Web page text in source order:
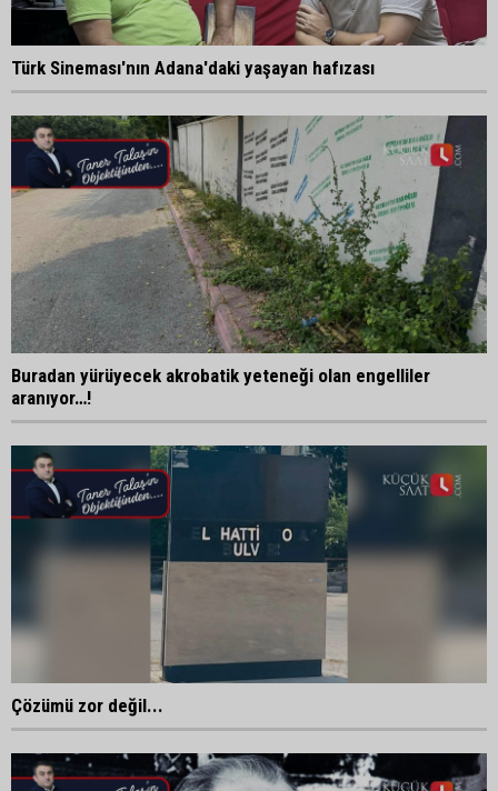
Türk Sineması'nın Adana'daki yaşayan hafızası
Buradan yürüyecek akrobatik yeteneği olan engelliler
aranıyor…!
Çözümü zor değil...